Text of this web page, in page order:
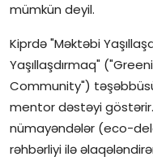
mümkün deyil.
Kiprdə "Məktəbi
Yaşıllaşdırmaq"
Community")
mentor dəstəyi
nümayəndələr (eco-
rəhbərliyi ilə